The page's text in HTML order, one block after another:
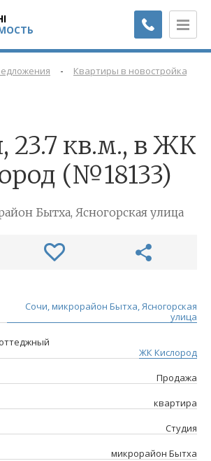
- Квартиры в новостройках
23.7 кв.м., в ЖК
(№18133)
Бытха, Ясногорская улица
Сочи, микрорайон Бытха, Ясногорская
улица
ЖК Кислород
Продажа
квартира
Студия
микрорайон Бытха